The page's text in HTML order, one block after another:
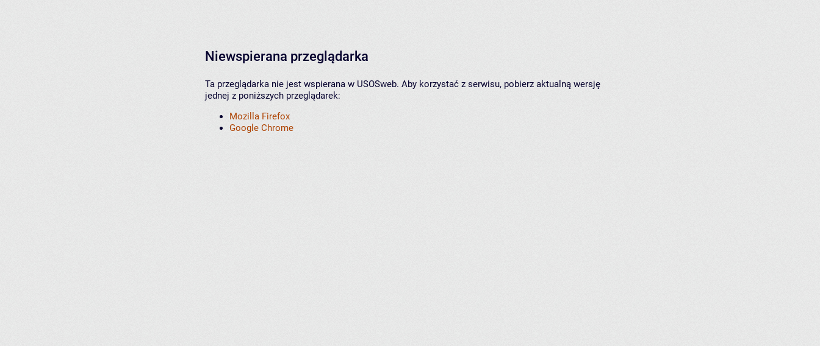
Niewspierana przeglądarka
Ta przeglądarka nie jest wspierana w USOSweb. Aby korzystać z serwisu, pobierz aktualną wersję
jednej z poniższych przeglądarek:
Mozilla Firefox
Google Chrome